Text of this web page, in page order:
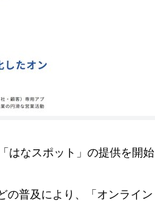
はなスポット」の提供を開始
の普及により、「オンライン